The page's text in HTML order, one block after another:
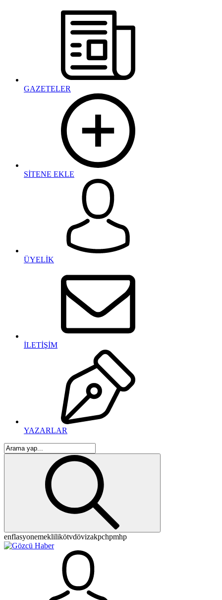
GAZETELER
SİTENE EKLE
ÜYELİK
İLETİŞİM
YAZARLAR
enflasyonemeklilikötvdövizakpchpmhp